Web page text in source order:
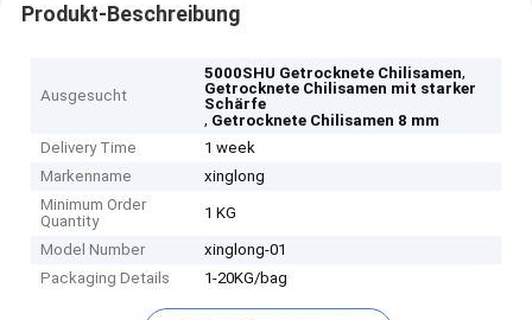
Produkt-Beschreibung
Ausgesucht
5000SHU Getrocknete Chilisamen,
Getrocknete Chilisamen mit starker
Schärfe
, Getrocknete Chilisamen 8 mm
Delivery Time
1 week
Markenname
xinglong
Minimum Order
Quantity
1 KG
Model Number
xinglong-01
Packaging Details
1-20KG/bag